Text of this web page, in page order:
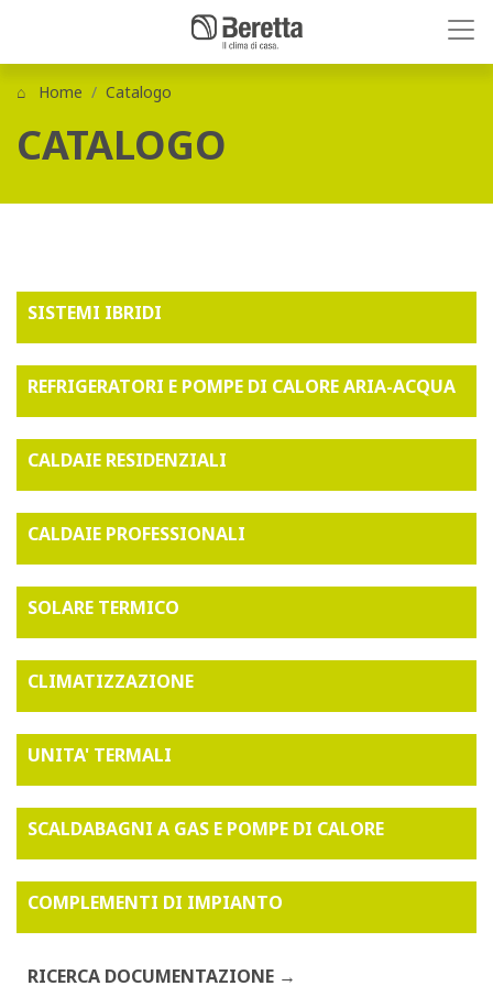
Home Catalogo
CATALOGO
SISTEMI IBRIDI
REFRIGERATORI E POMPE DI CALORE ARIA-ACQUA
CALDAIE RESIDENZIALI
CALDAIE PROFESSIONALI
SOLARE TERMICO
CLIMATIZZAZIONE
UNITA' TERMALI
SCALDABAGNI A GAS E POMPE DI CALORE
COMPLEMENTI DI IMPIANTO
RICERCA DOCUMENTAZIONE